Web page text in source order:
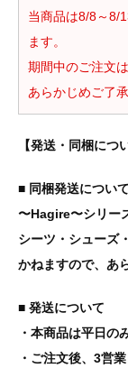
当商品は8/8～8/
ます。
期間中のご注文
あらかじめご了承
【発送・同梱につ
■ 同梱発送について
〜Hagire〜シリー
シーツ・シューズ
かねますので、あ
■ 発送について
・本商品は平日の
・ご注文後、3営